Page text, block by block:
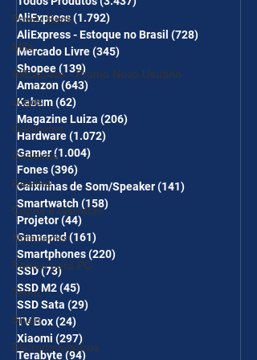
Power Bank
Mifa
AliExpress - Promo Novo Usuário
Jogos
Gabinetes
Cadeiras
Realme
Copos e Garrafas
Notebooks
Fontes para PC
Temu
Shein
Eletrodomésticos
desc em 10 itens) OS
CUPONS SÃO VÁLIDOS NO
COMBO
AliExpress(1.792)
AliExpress - Estoque no Brasil (728)
Mercado Livre(345)
Shopee(139) 139 posts
Amazon(643)
Kabum(62)
Magazine Luiza (206)
Hardware(1.072)
Gamer(1.004)
Fones(396)
Caixinhas de Som/Speaker(141)
Smartwatch(158)
Projetor(44)
Gamepad(161)
Smartphones(220)
SSD(73)73 posts
SSD M2(45)
SSD Sata (29)
TV Box(24)
Xiaomi (297)
Terabyte(94) 94 posts